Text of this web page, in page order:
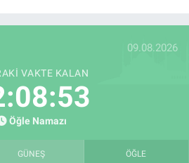
09.08.2026
VAKTE KALAN
Öğle Namazı
GÜNEŞ ÖĞLE